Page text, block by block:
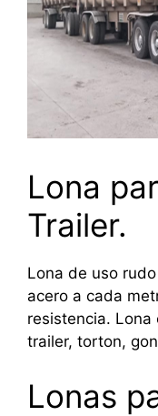
Lona
Trailer.
Lona de uso
acero a cada
resistencia. Lona
trailer, torton,
Lonas